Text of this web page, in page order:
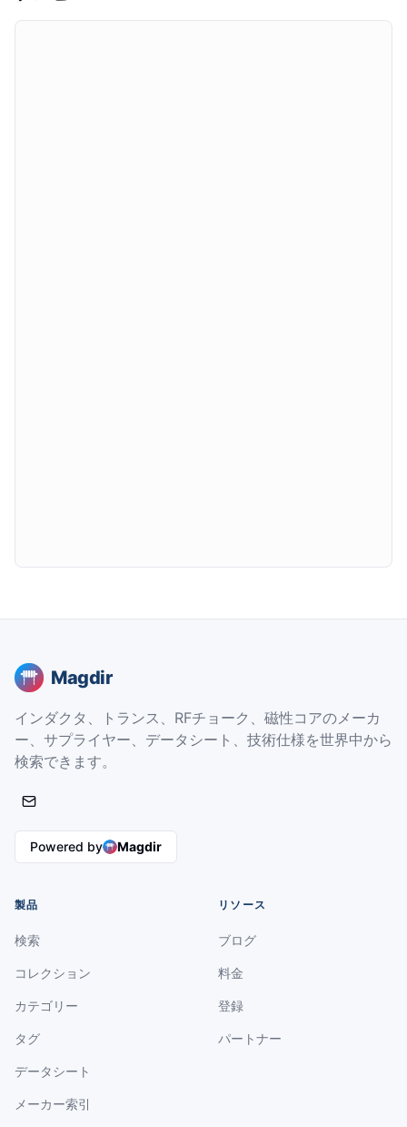
Magdir
インダクタ、トランス、RFチョーク、磁性コアのメーカ
ー、サプライヤー、データシート、技術仕様を世界中から
検索できます。
Powered by Magdir
製品
検索
コレクション
カテゴリー
タグ
データシート
メーカー索引
リソース
ブログ
料金
登録
パートナー